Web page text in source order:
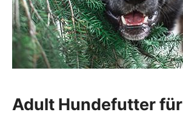
Adult Hundefutter für